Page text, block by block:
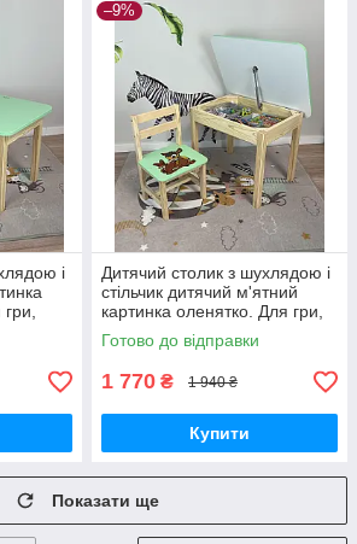
і
–9%
Дитячий столик з шухлядою і
стільчик дитячий м'ятний
картинка оленятко. Для гри,
навчання, малювання.
Готово до відправки
1 770 ₴ 1 940 ₴
Купити
Показати ще